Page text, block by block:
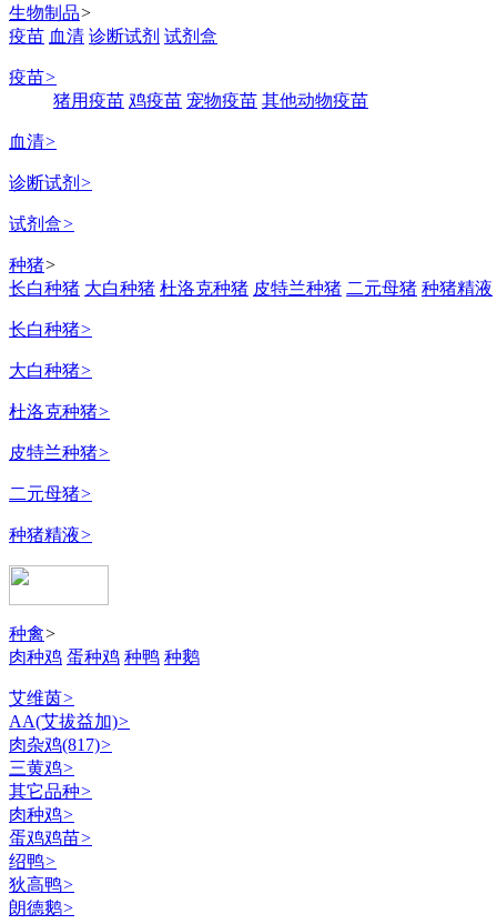
生物制品>
疫苗 血清 诊断试剂 试剂盒
疫苗>
猪用疫苗 鸡疫苗 宠物疫苗 其他动物疫苗
血清>
诊断试剂 >
试剂盒>
种猪>
长白种猪 大白种猪 杜洛克种猪 皮特兰种猪 二元母猪 种猪精液
长白种猪>
大白种猪>
杜洛克种猪>
皮特兰种猪>
二元母猪>
种猪精液>
种禽>
肉种鸡 蛋种鸡 种鸭 种鹅
艾维茵>
AA(艾拔益加)>
肉杂鸡(817)>
三黄鸡>
其它品种>
肉种鸡>
蛋鸡鸡苗>
绍鸭>
狄高鸭>
朗德鹅>